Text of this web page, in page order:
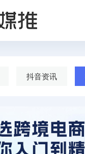
抖音资讯